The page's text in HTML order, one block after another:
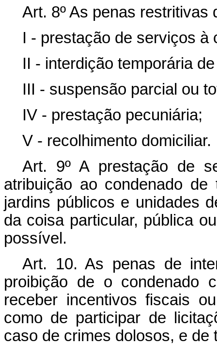
Art. 8º As penas restritivas
I - prestação de serviços à
II - interdição temporária
III - suspensão parcial ou
IV - prestação pecuniária;
V - recolhimento domiciliar.
Art. 9º A prestação de
atribuição ao condenado
jardins públicos e unidades
da coisa particular, pública
possível.
Art. 10. As penas de
proibição de o condenado
receber incentivos fiscais
como de participar de
caso de crimes dolosos, e